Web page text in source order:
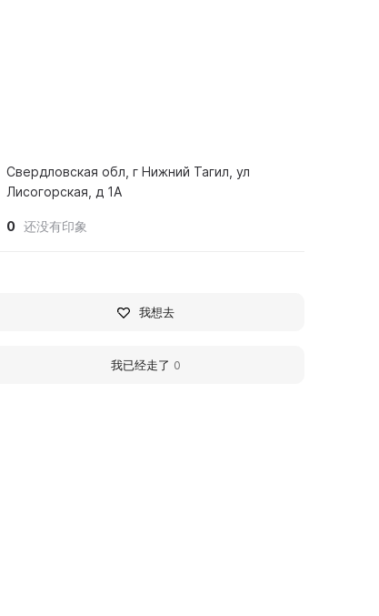
Свердловская обл, г Нижний Тагил, ул
Лисогорская, д 1А
0 还没有印象
我想去
我已经走了 0